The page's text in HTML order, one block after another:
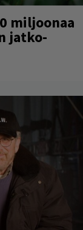
miljoonaa
jatko-